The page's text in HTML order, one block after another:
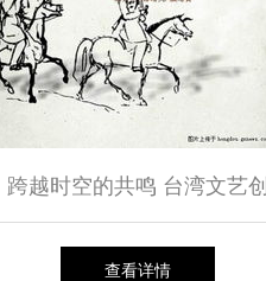
跨越时空的共鸣 台湾文艺创
作者为何力荐莱蒙托夫《当代
查看详情